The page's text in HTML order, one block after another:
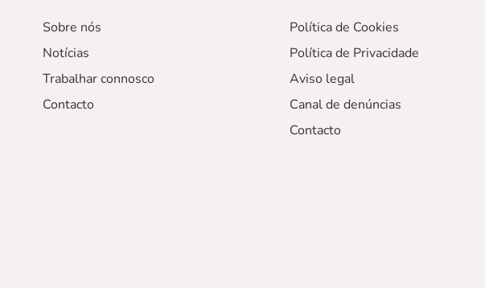
Sobre nós
Notícias
Trabalhar connosco
Contacto
Política de Cookies
Política de Privacidade
Aviso legal
Canal de denúncias
Contacto